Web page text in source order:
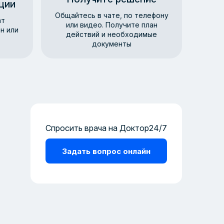
или
Общайтесь в чате, по телефону
или видео. Получите план
действий и необходимые
документы
Спросить врача на Доктор24/7
Задать вопрос онлайн